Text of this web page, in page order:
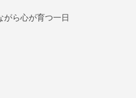
ら心が育つ一日